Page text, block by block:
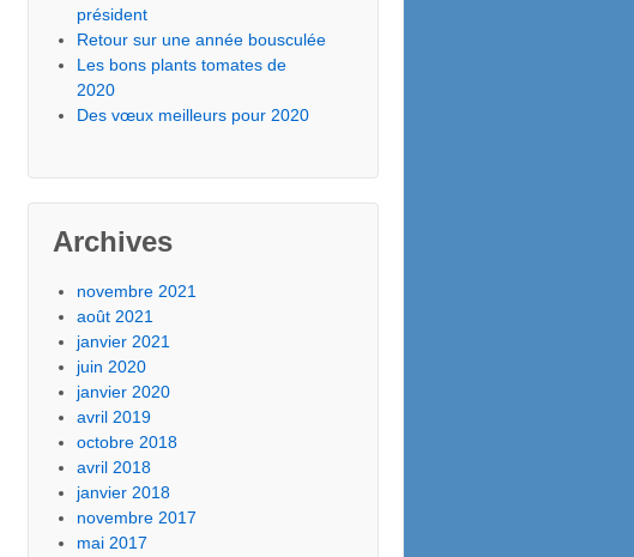
président
Retour sur une année bousculée
Les bons plants tomates de
2020
Des vœux meilleurs pour 2020
Archives
novembre 2021
août 2021
janvier 2021
juin 2020
janvier 2020
avril 2019
octobre 2018
avril 2018
janvier 2018
novembre 2017
mai 2017